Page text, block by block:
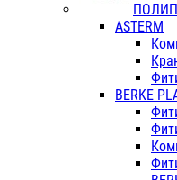
ASTERM
BERKE